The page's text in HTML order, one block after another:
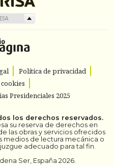
Política de privacidad
Presidenciales 2025
los derechos reservados.
su reserva de derechos en
las obras y servicios ofrecidos
medios de lectura mecánica o
adecuado para tal fin.
Ser, España 2026.